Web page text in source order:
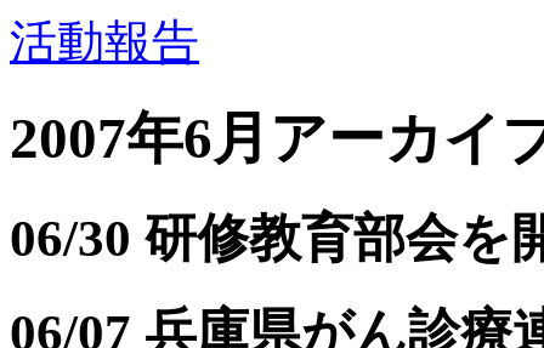
活動報告
2007年6月アーカイ
06/30 研修教育部会を
06/07 兵庫県がん診療